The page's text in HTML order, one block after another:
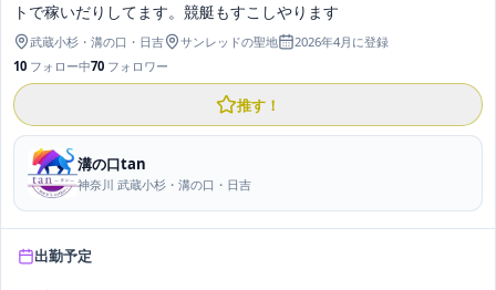
トで稼いだりしてます。競艇もすこしやります
武蔵小杉・溝の口・日吉 サンレッドの聖地 2026年4月 に登録
10 フォロー中70 フォロワー
推す！
溝の口tan
神奈川 武蔵小杉・溝の口・日吉
出勤予定